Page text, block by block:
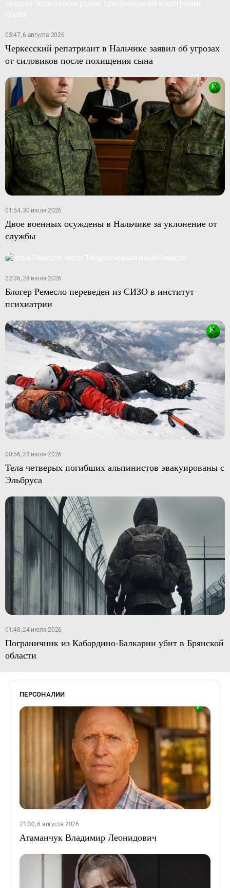
05:47, 6 августа 2026
Черкесский репатриант в Нальчике заявил об угрозах
от силовиков после похищения сына
01:54, 30 июля 2026
Двое военных осуждены в Нальчике за уклонение от
службы
22:36, 28 июля 2026
Блогер Ремесло переведен из СИЗО в институт
психиатрии
00:56, 28 июля 2026
Тела четверых погибших альпинистов эвакуированы с
Эльбруса
01:48, 24 июля 2026
Пограничник из Кабардино-Балкарии убит в Брянской
области
ПЕРСОНАЛИИ
21:30, 6 августа 2026
Атаманчук Владимир Леонидович